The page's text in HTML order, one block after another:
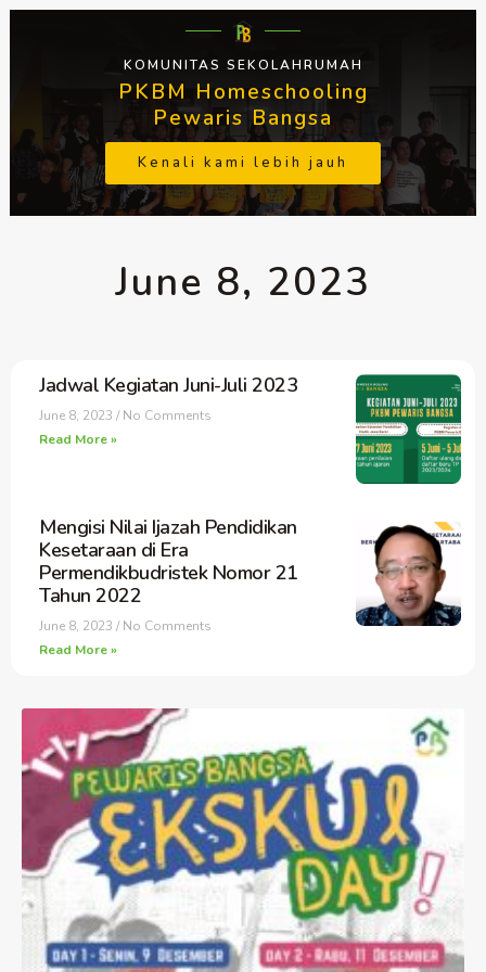
KOMUNITAS SEKOLAHRUMAH
PKBM Homeschooling
Pewaris Bangsa
Kenali kami lebih jauh
June 8, 2023
Jadwal Kegiatan Juni-Juli 2023
June 8, 2023 No Comments
Read More »
Mengisi Nilai Ijazah Pendidikan
Kesetaraan di Era
Permendikbudristek Nomor 21
Tahun 2022
June 8, 2023 No Comments
Read More »